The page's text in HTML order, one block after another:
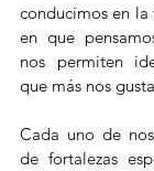
conducimos en la
en que
nos permiten
que más nos
Cada uno de
de fortalezas